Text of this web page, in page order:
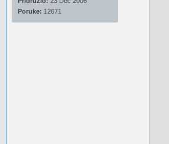
Poruke: 12671